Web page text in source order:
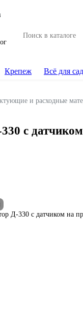
Крепеж Всё для
и расходные
с